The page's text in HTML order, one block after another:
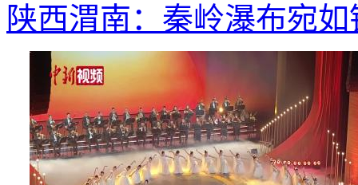
陕西渭南：秦岭瀑布宛